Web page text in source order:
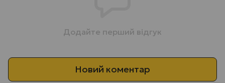
Додайте перший відгук
Новий коментар